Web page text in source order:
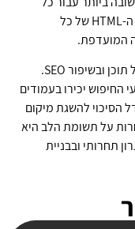
נושא או תוכן. את הקנוניקל יש להוסיף לקוד ה-HTML של כל
המועדפת.
לסיכום, תג הקנוניקל הוא כלי עוצמתי בניהול תוכן ובשיפור SEO.
החיפוש יכירו בעמודים
הסיכוי להשגת מיקום
על תשומת הלב היא
תחרותי ובבניית